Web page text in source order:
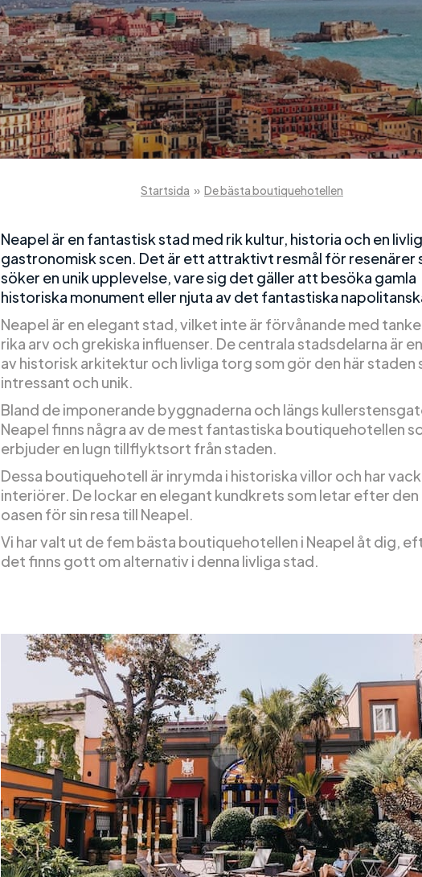
Startsida » De bästa boutiquehotellen
Neapel är en fantastisk stad med rik kultur, historia och en livlig
gastronomisk scen. Det är ett attraktivt resmål för resenärer
söker en unik upplevelse, vare sig det gäller att besöka gamla
historiska monument eller njuta av det fantastiska
Neapel är en elegant stad, vilket inte är förvånande med
rika arv och grekiska influenser. De centrala stadsdelarna är
av historisk arkitektur och livliga torg som gör den här staden
intressant och unik.
Bland de imponerande byggnaderna och längs
Neapel finns några av de mest fantastiska boutiquehotellen
erbjuder en lugn tillflyktsort från staden.
Dessa boutiquehotell är inrymda i historiska villor och har
interiörer. De lockar en elegant kundkrets som letar efter
oasen för sin resa till Neapel.
Vi har valt ut de fem bästa boutiquehotellen i Neapel åt dig,
det finns gott om alternativ i denna livliga stad.